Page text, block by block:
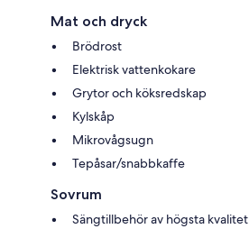
Mat och dryck
Brödrost
Elektrisk vattenkokare
Grytor och köksredskap
Kylskåp
Mikrovågsugn
Tepåsar/snabbkaffe
Sovrum
Sängtillbehör av högsta kvalitet